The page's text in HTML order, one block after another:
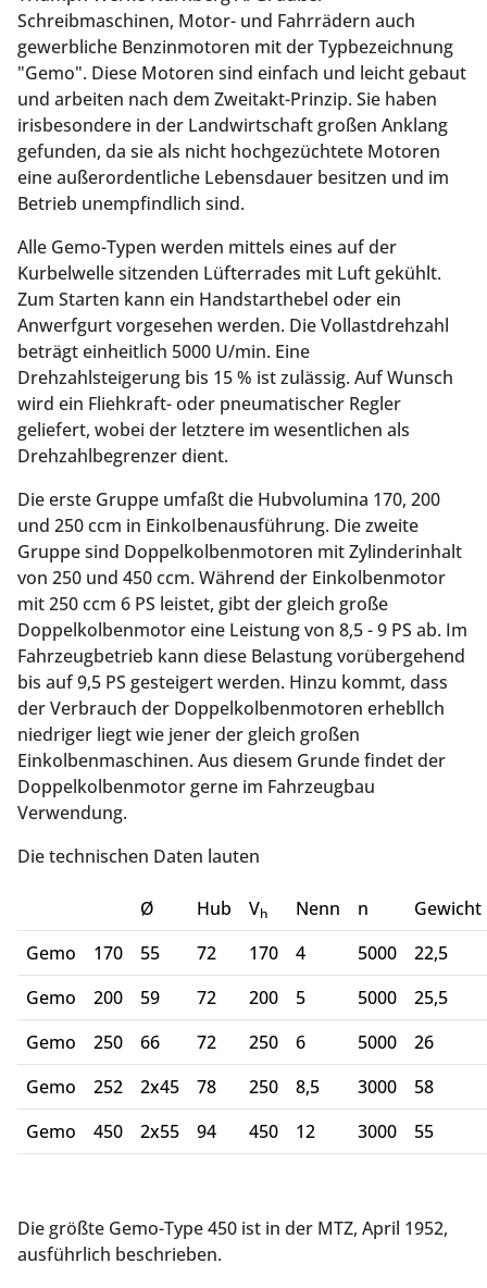
Schreibmaschinen, Motor- und Fahrrädern auch
gewerbliche Benzinmotoren mit der Typbezeichnung
"Gemo". Diese Motoren sind einfach und leicht gebaut
und arbeiten nach dem Zweitakt-Prinzip. Sie haben
irisbesondere in der Landwirtschaft großen Anklang
gefunden, da sie als nicht hochgezüchtete Motoren
eine außerordentliche Lebensdauer besitzen und im
Betrieb unempfindlich sind.
Alle Gemo-Typen werden mittels eines auf der
Kurbelwelle sitzenden Lüfterrades mit Luft gekühlt.
Zum Starten kann ein Handstarthebel oder ein
Anwerfgurt vorgesehen werden. Die Vollastdrehzahl
beträgt einheitlich 5000 U/min. Eine
Drehzahlsteigerung bis 15 % ist zulässig. Auf Wunsch
wird ein Fliehkraft- oder pneumatischer Regler
geliefert, wobei der letztere im wesentlichen als
Drehzahlbegrenzer dient.
Die erste Gruppe umfaßt die Hubvolumina 170, 200
und 250 ccm in EinkoIbenausführung. Die zweite
Gruppe sind Doppelkolbenmotoren mit Zylinderinhalt
von 250 und 450 ccm. Während der Einkolbenmotor
mit 250 ccm 6 PS leistet, gibt der gleich große
Doppelkolbenmotor eine Leistung von 8,5 - 9 PS ab. Im
Fahrzeugbetrieb kann diese Belastung vorübergehend
bis auf 9,5 PS gesteigert werden. Hinzu kommt, dass
der Verbrauch der Doppelkolbenmotoren erhebllch
niedriger liegt wie jener der gleich großen
Einkolbenmaschinen. Aus diesem Grunde findet der
Doppelkolbenmotor gerne im Fahrzeugbau
Verwendung.
Die technischen Daten lauten
Ø Hub Vh Nenn n
Gewicht
Gemo
170 55 72 170 4 5000
22,5
Gemo
200 59 72 200 5 5000
25,5
Gemo
250 66 72 250 6 5000
26
Gemo
252 2x45 78 250 8,5 3000
58
Gemo
450 2x55 94 450 12 3000 55
Die größte Gemo-Type 450 ist in der MTZ, April 1952,
ausführlich beschrieben.